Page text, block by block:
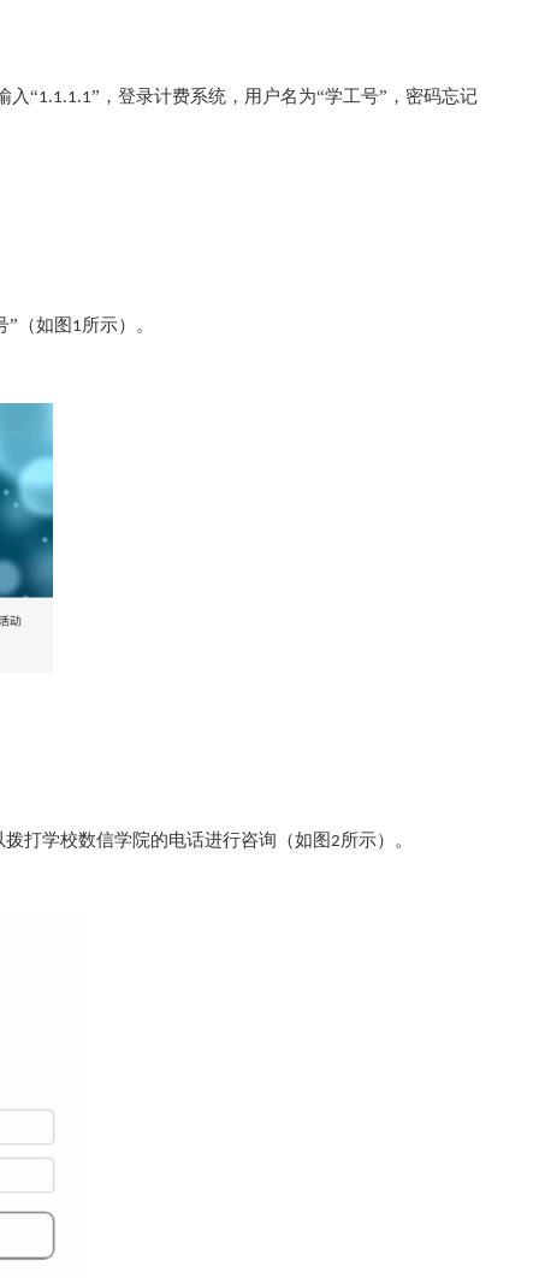
入“1.1.1.1”，登录计费系统，用户名为“学工号”，密码忘记
”（如图1 所示）。
打学校数信学院的电话进行咨询（如图2 所示）。